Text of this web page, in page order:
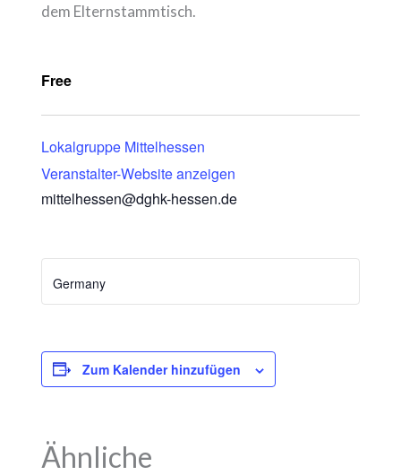
dem Elternstammtisch.
Free
Lokalgruppe Mittelhessen
Veranstalter-Website anzeigen
mittelhessen@dghk-hessen.de
Germany
Zum Kalender hinzufügen
Ähnliche